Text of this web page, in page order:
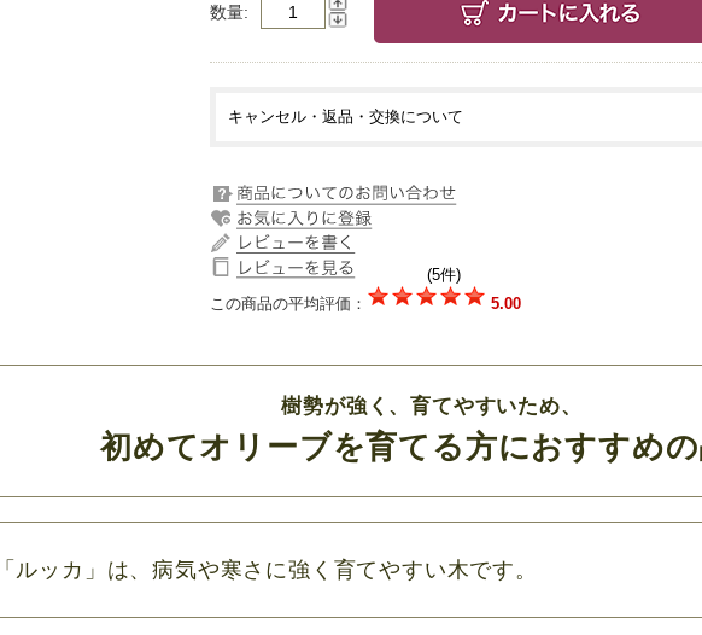
数量
キャンセル・返品・交換について
(5件)
この商品の平均評価：
5.00
樹勢が強く、育てやすいため、
初めてオリーブを育てる方におすすめ
ルッカ」は、病気や寒さに強く育てやすい木です。